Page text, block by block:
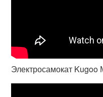
Электросамокат Kugoo